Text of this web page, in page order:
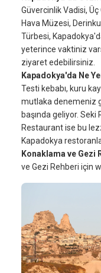
Güvercinlik Vadisi,
Hava Müzesi,
Türbesi,
yeterince vaktiniz
ziyaret edebilirsiniz.
Kapadokya'da Ne
Testi kebabı, kuru
mutlaka denemeniz
başında geliyor. Seki
Restaurant ise bu
Kapadokya
Konaklama ve Gezi
ve Gezi Rehberi için